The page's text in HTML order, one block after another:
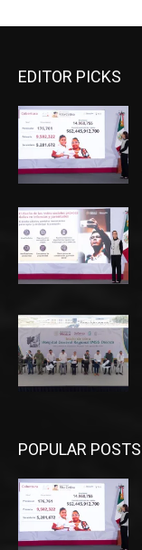
EDITOR PICKS
POPULAR POSTS